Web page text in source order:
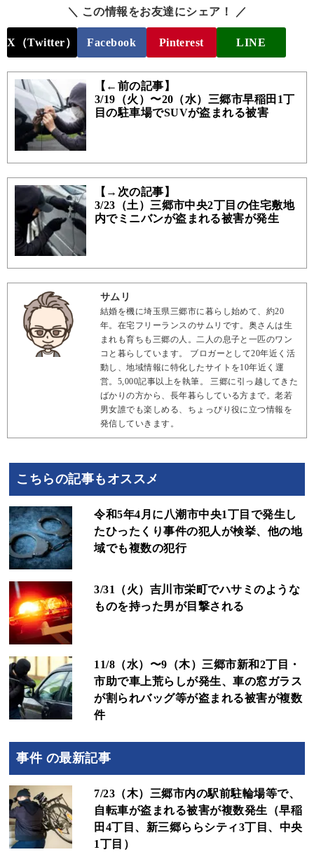
＼ この情報をお友達にシェア！ ／
X（Twitter） Facebook Pinterest LINE
【←前の記事】
3/19（火）〜20（水）三郷市早稲田1丁
目の駐車場でSUVが盗まれる被害
【→次の記事】
3/23（土）三郷市中央2丁目の住宅敷地
内でミニバンが盗まれる被害が発生
サムリ
結婚を機に埼玉県三郷市に暮らし始めて、約20
年。在宅フリーランスのサムリです。奥さんは生
まれも育ちも三郷の人。二人の息子と一匹のワン
コと暮らしています。 ブロガーとして20年近く活
動し、地域情報に特化したサイトを10年近く運
営。5,000記事以上を執筆。 三郷に引っ越してきた
ばかりの方から、長年暮らしている方まで。老若
男女誰でも楽しめる、ちょっぴり役に立つ情報を
発信していきます。
こちらの記事もオススメ
令和5年4月に八潮市中央1丁目で発生し
たひったくり事件の犯人が検挙、他の地
域でも複数の犯行
3/31（火）吉川市栄町でハサミのような
ものを持った男が目撃される
11/8（水）〜9（木）三郷市新和2丁目・
市助で車上荒らしが発生、車の窓ガラス
が割られバッグ等が盗まれる被害が複数
件
事件 の最新記事
7/23（木）三郷市内の駅前駐輪場等で、
自転車が盗まれる被害が複数発生（早稲
田4丁目、新三郷ららシティ3丁目、中央
1丁目）